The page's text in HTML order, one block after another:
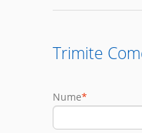
Trimite
Nume*